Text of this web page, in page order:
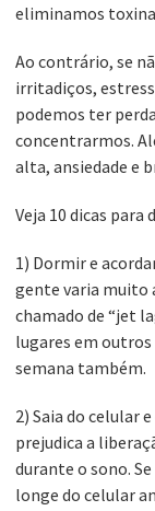
eliminamos
Ao contrário, se
irritadiços,
podemos ter
concentrarmos.
alta, ansiedade e
Veja 10 dicas para
1) Dormir e
gente varia muito
chamado de “jet
lugares em
semana também.
2) Saia do celular
prejudica a
durante o sono.
longe do celular